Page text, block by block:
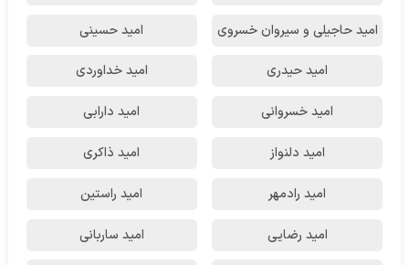
امید حاجیلی و سیروان خسروی امید حسینی
امید حیدری امید خداوردی
امید خسروانی امید دارابی
امید دلنواز امید ذاکری
امید رادمهر امید راستین
امید رضایی امید ساربانی